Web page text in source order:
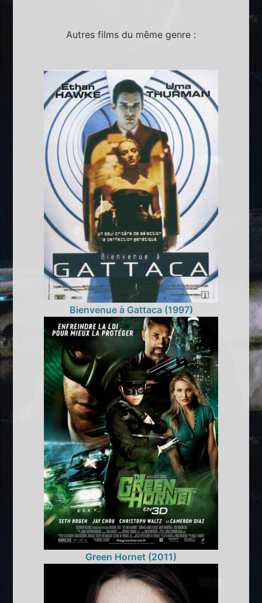
Autres films du même genre :
Bienvenue à Gattaca (1997)
Green Hornet (2011)